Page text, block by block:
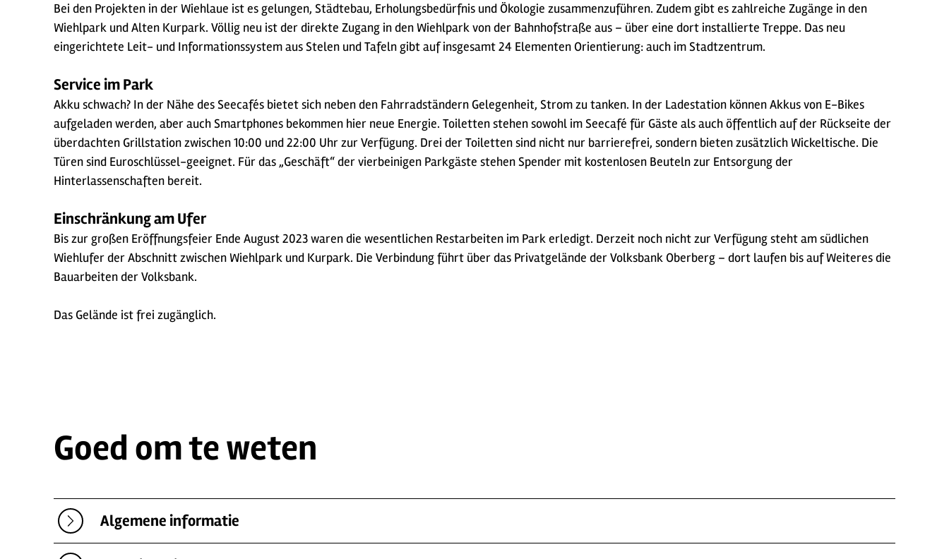
Bei den Projekten in der Wiehlaue ist es gelungen, Städtebau, Erholungsbedürfnis und Ökologie zusammenzuführen. Zudem gibt es zahlreiche Zugänge in den
Wiehlpark und Alten Kurpark. Völlig neu ist der direkte Zugang in den Wiehlpark von der Bahnhofstraße aus – über eine dort installierte Treppe. Das neu
eingerichtete Leit- und Informationssystem aus Stelen und Tafeln gibt auf insgesamt 24 Elementen Orientierung: auch im Stadtzentrum.
Service im Park
Akku schwach? In der Nähe des Seecafés bietet sich neben den Fahrradständern Gelegenheit, Strom zu tanken. In der Ladestation können Akkus von E-Bikes
aufgeladen werden, aber auch Smartphones bekommen hier neue Energie. Toiletten stehen sowohl im Seecafé für Gäste als auch öffentlich auf der Rückseite der
überdachten Grillstation zwischen 10:00 und 22:00 Uhr zur Verfügung. Drei der Toiletten sind nicht nur barrierefrei, sondern bieten zusätzlich Wickeltische. Die
Türen sind Euroschlüssel-geeignet. Für das „Geschäft“ der vierbeinigen Parkgäste stehen Spender mit kostenlosen Beuteln zur Entsorgung der
Hinterlassenschaften bereit.
Einschränkung am Ufer
Bis zur großen Eröffnungsfeier Ende August 2023 waren die wesentlichen Restarbeiten im Park erledigt. Derzeit noch nicht zur Verfügung steht am südlichen
Wiehlufer der Abschnitt zwischen Wiehlpark und Kurpark. Die Verbindung führt über das Privatgelände der Volksbank Oberberg – dort laufen bis auf Weiteres die
Bauarbeiten der Volksbank.
Das Gelände ist frei zugänglich.
Goed om te weten
Algemene informatie